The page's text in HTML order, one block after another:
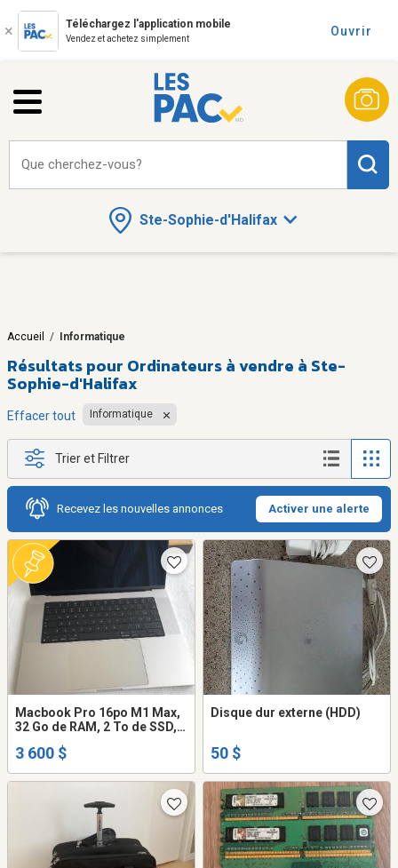
Téléchargez l'application mobile
Vendez et achetez simplement
Ouvrir
Ste-Sophie-d'Halifax
Que cherchez-vous?
Accueil / Informatique
Résultats pour Ordinateurs à vendre à Ste-
Sophie-d'Halifax
Effacer tout Informatique
Trier et Filtrer
Recevez les nouvelles annonces Activer une alerte
Macbook Pro 16po M1 Max,
32 Go de RAM, 2 To de SSD,
3 600 $
Disque dur externe (HDD)
50 $